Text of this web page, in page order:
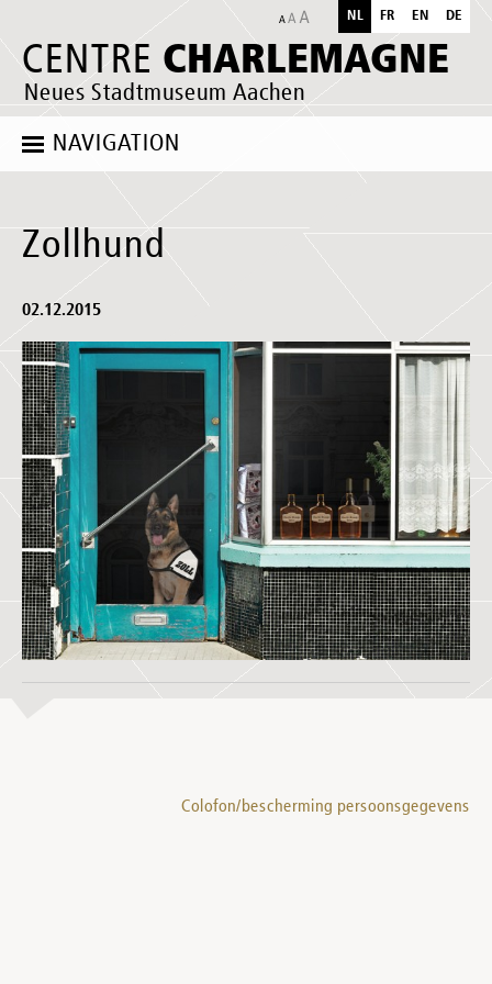
CENTRE CHARLEMAGNE
Neues Stadtmuseum Aachen
NL FR EN DE
NAVIGATION
Zollhund
02.12.2015
Colofon/bescherming persoonsgegevens